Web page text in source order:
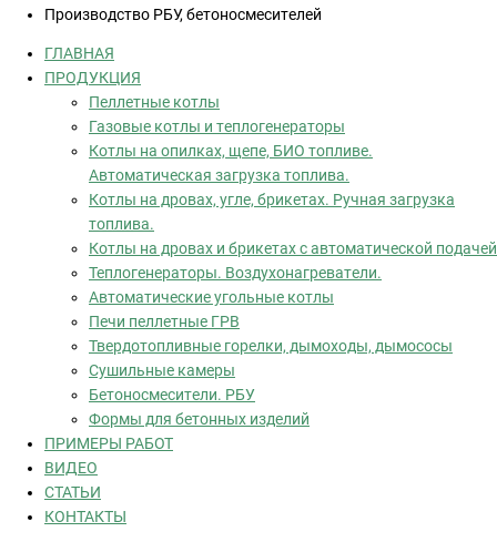
Производство РБУ, бетоносмесителей
ГЛАВНАЯ
ПРОДУКЦИЯ
Пеллетные котлы
Газовые котлы и теплогенераторы
Котлы на опилках, щепе, БИО топливе.
Автоматическая загрузка топлива.
Котлы на дровах, угле, брикетах. Ручная загрузка
топлива.
Котлы на дровах и брикетах с автоматической подачей
Теплогенераторы. Воздухонагреватели.
Автоматические угольные котлы
Печи пеллетные ГРВ
Твердотопливные горелки, дымоходы, дымососы
Сушильные камеры
Бетоносмесители. РБУ
Формы для бетонных изделий
ПРИМЕРЫ РАБОТ
ВИДЕО
СТАТЬИ
КОНТАКТЫ